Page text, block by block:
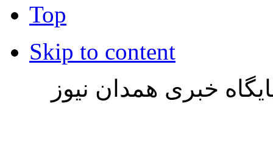
Top
Skip to content
خبری همدان نیوز